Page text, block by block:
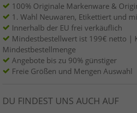
100% Originale Markenware &
1. Wahl Neuwaren, Etikettiert und
Innerhalb der EU frei verkäuflich
Mindestbestellwert ist 199€ netto |
Mindestbestellmenge
Angebote bis zu 90% günstiger
Freie Größen und Mengen Auswahl
DU FINDEST UNS AUCH AUF